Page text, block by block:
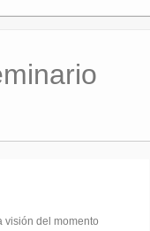
visión del momento